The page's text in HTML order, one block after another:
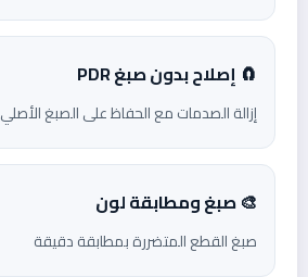
🧲 إصلاح بدون صبغ PDR
إزالة الصدمات مع الحفاظ على الصبغ الأصلي
🎨 صبغ ومطابقة لون
صبغ القطع المتضررة بمطابقة دقيقة